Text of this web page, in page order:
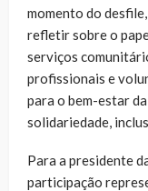
momento do
refletir sobre o
serviços
profissionais e
para o bem-estar
solidariedade,
Para a presidente
participação